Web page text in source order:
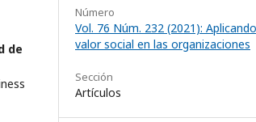
de
Número
Vol. 76 Núm. 232 (2021):
valor social en las organizaciones
Sección
Artículos